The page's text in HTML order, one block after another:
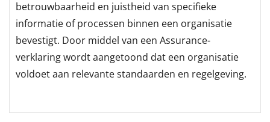
betrouwbaarheid en juistheid van specifieke
informatie of processen binnen een organisatie
bevestigt. Door middel van een Assurance-
verklaring wordt aangetoond dat een organisatie
voldoet aan relevante standaarden en regelgeving.